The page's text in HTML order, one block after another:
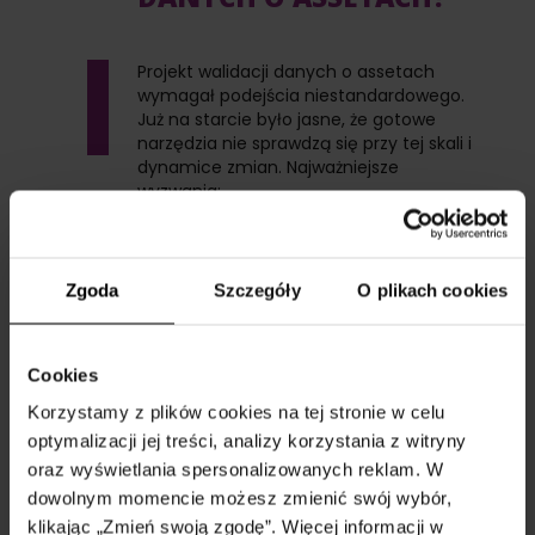
Zgoda Szczegóły O plikach cookies
Cookies
Korzystamy z plików cookies na tej stronie w celu
optymalizacji jej treści, analizy korzystania z witryny
oraz wyświetlania spersonalizowanych reklam. W
dowolnym momencie możesz zmienić swój wybór,
klikając „Zmień swoją zgodę”. Więcej informacji w
Projekt walidacji danych o assetach
wymagał podejścia niestandardowego.
Już na starcie było jasne, że gotowe
narzędzia nie sprawdzą się przy tej skali i
dynamice zmian. Najważniejsze
wyzwania:
danych– informacje były
mechanizmów weryfikacji.
Zmienny zakres
projektu– w trakcie prac
pojawiały się kolejne
potrzeby, np. nowe pola do